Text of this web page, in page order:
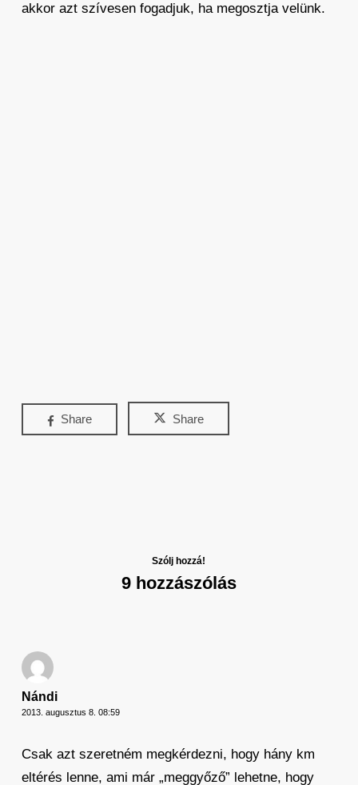
akkor azt szívesen fogadjuk, ha megosztja velünk.
Share Share
Szólj hozzá!
9 hozzászólás
Nándi
2013. augusztus 8. 08:59
Csak azt szeretném megkérdezni, hogy hány km
eltérés lenne, ami már „meggyőző” lehetne, hogy